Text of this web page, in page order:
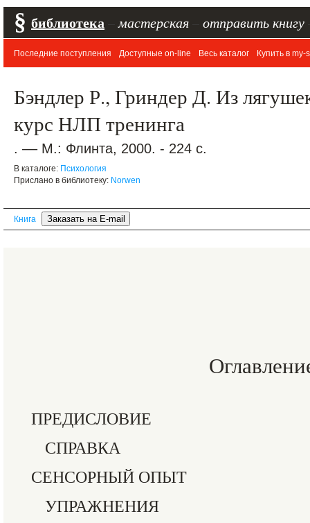
§ библиотека мастерская отправить книгу
Последние поступления Доступные on-line Весь каталог Купить в my-
Бэндлер Р., Гриндер Д. Из
курс НЛП тренинга
. –– М.: Флинта, 2000. - 224 с.
В каталоге: Психология
Прислано в библиотеку: Norwen
Книга
ПРЕДИСЛОВИЕ
СПРАВКА
СЕНСОРНЫЙ ОПЫТ
УПРАЖНЕНИЯ